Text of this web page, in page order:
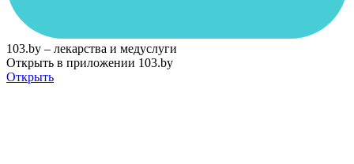
103.by – лекарства и медуслуги
Открыть в приложении 103.by
Открыть